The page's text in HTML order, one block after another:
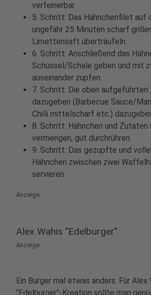
verfeinerbar.
5. Schritt: Das Hähnchenfilet auf
ungefähr 25 Minuten scharf
Limettensaft überträufeln.
6. Schritt: Anschließend das
Schüssel/Schale geben und mit
auseinander zupfen.
7. Schritt: Die oben aufgeführten
dazugeben (Barbecue Sauce/
Chilli mittelscharf etc.)
8. Schritt: Hähnchen und Zutaten
vermengen, gut durchrühren.
9. Schritt: Das gezupfte und
Hähnchen zwischen zwei
servieren.
Anzeige
Alex Wahis "Edelburger"
Anzeige
Ein Burger mal etwas anders. Für Alex
"Edelburger"-Kreation sollte man